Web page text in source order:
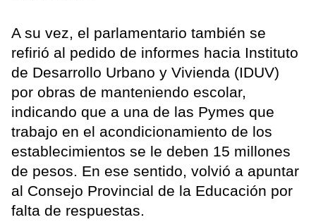
A su vez, el parlamentario también se
refirió al pedido de informes hacia Instituto
de Desarrollo Urbano y Vivienda (IDUV)
por obras de manteniendo escolar,
indicando que a una de las Pymes que
trabajo en el acondicionamiento de los
establecimientos se le deben 15 millones
de pesos. En ese sentido, volvió a apuntar
al Consejo Provincial de la Educación por
falta de respuestas.